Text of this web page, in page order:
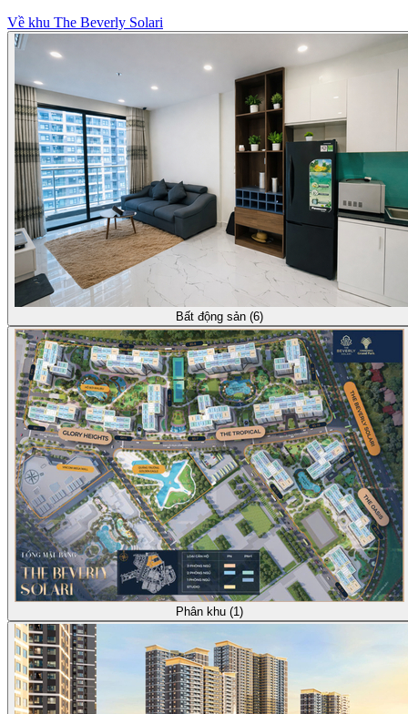
Về khu The Beverly Solari
Bất động sản (6)
Phân khu (1)